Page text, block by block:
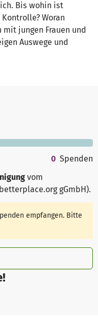
Bis wohin ist
Woran
jungen Frauen und
Auswege und
0 Spenden
vom
gGmbH).
empfangen. Bitte